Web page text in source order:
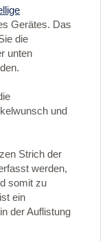
Gerätes. Das
die
unten
und
Strich der
werden,
somit zu
ein
der Auflistung